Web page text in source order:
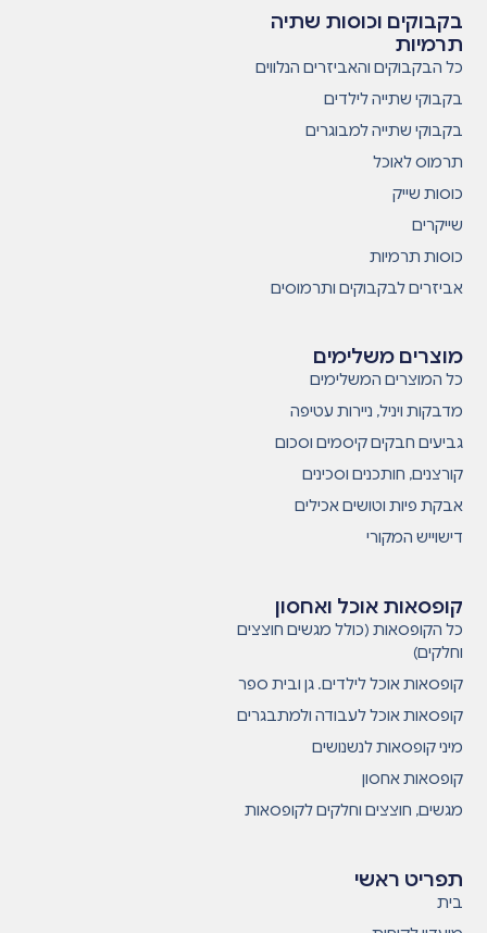
תפריט ראשי
בית
קופסאות אוכל ואחסון
כל הקופסאות (כולל מגשים חוצצים
וחלקים)
קופסאות אוכל לילדים. גן ובית ספר
קופסאות אוכל לעבודה ולמתבגרים
מיני קופסאות לנשנושים
קופסאות אחסון
מגשים, חוצצים וחלקים לקופסאות
מוצרים משלימים
כל המוצרים המשלימים
מדבקות ויניל, ניירות עטיפה
גביעים חבקים קיסמים וסכום
קורצנים, חותכנים וסכינים
אבקת פיות וטושים אכילים
דישוייש המקורי
בקבוקים וכוסות שתיה
תרמיות
כל הבקבוקים והאביזרים הנלווים
בקבוקי שתייה לילדים
בקבוקי שתייה למבוגרים
תרמוס לאוכל
כוסות שייק
שייקרים
כוסות תרמיות
אביזרים לבקבוקים ותרמוסים